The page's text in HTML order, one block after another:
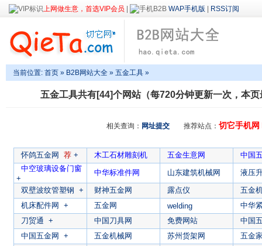
上网做生意，首选VIP会员 WAP手机版 RSS订阅
当前位置: 首页 » B2B网站大全 » 五金工具 »
五金工具共有[44]个网站（每720分钟更新一次，本
相关查询： 网址提交推荐站点： 切它手机网
怀鸽五金网 荐 + 木工石材雕刻机 五金生意网
中国
中空玻璃设备门窗
+
中华标准件网 山东建筑机械网
液压
双壁波纹管塑钢 + 财神五金网 露点仪
五金
机床配件网
+ 五金网 welding
中华
刀贸通 + 中国刀具网 免费网站
中国
中国五金网
+ 五金机械网 苏州货架网
五金